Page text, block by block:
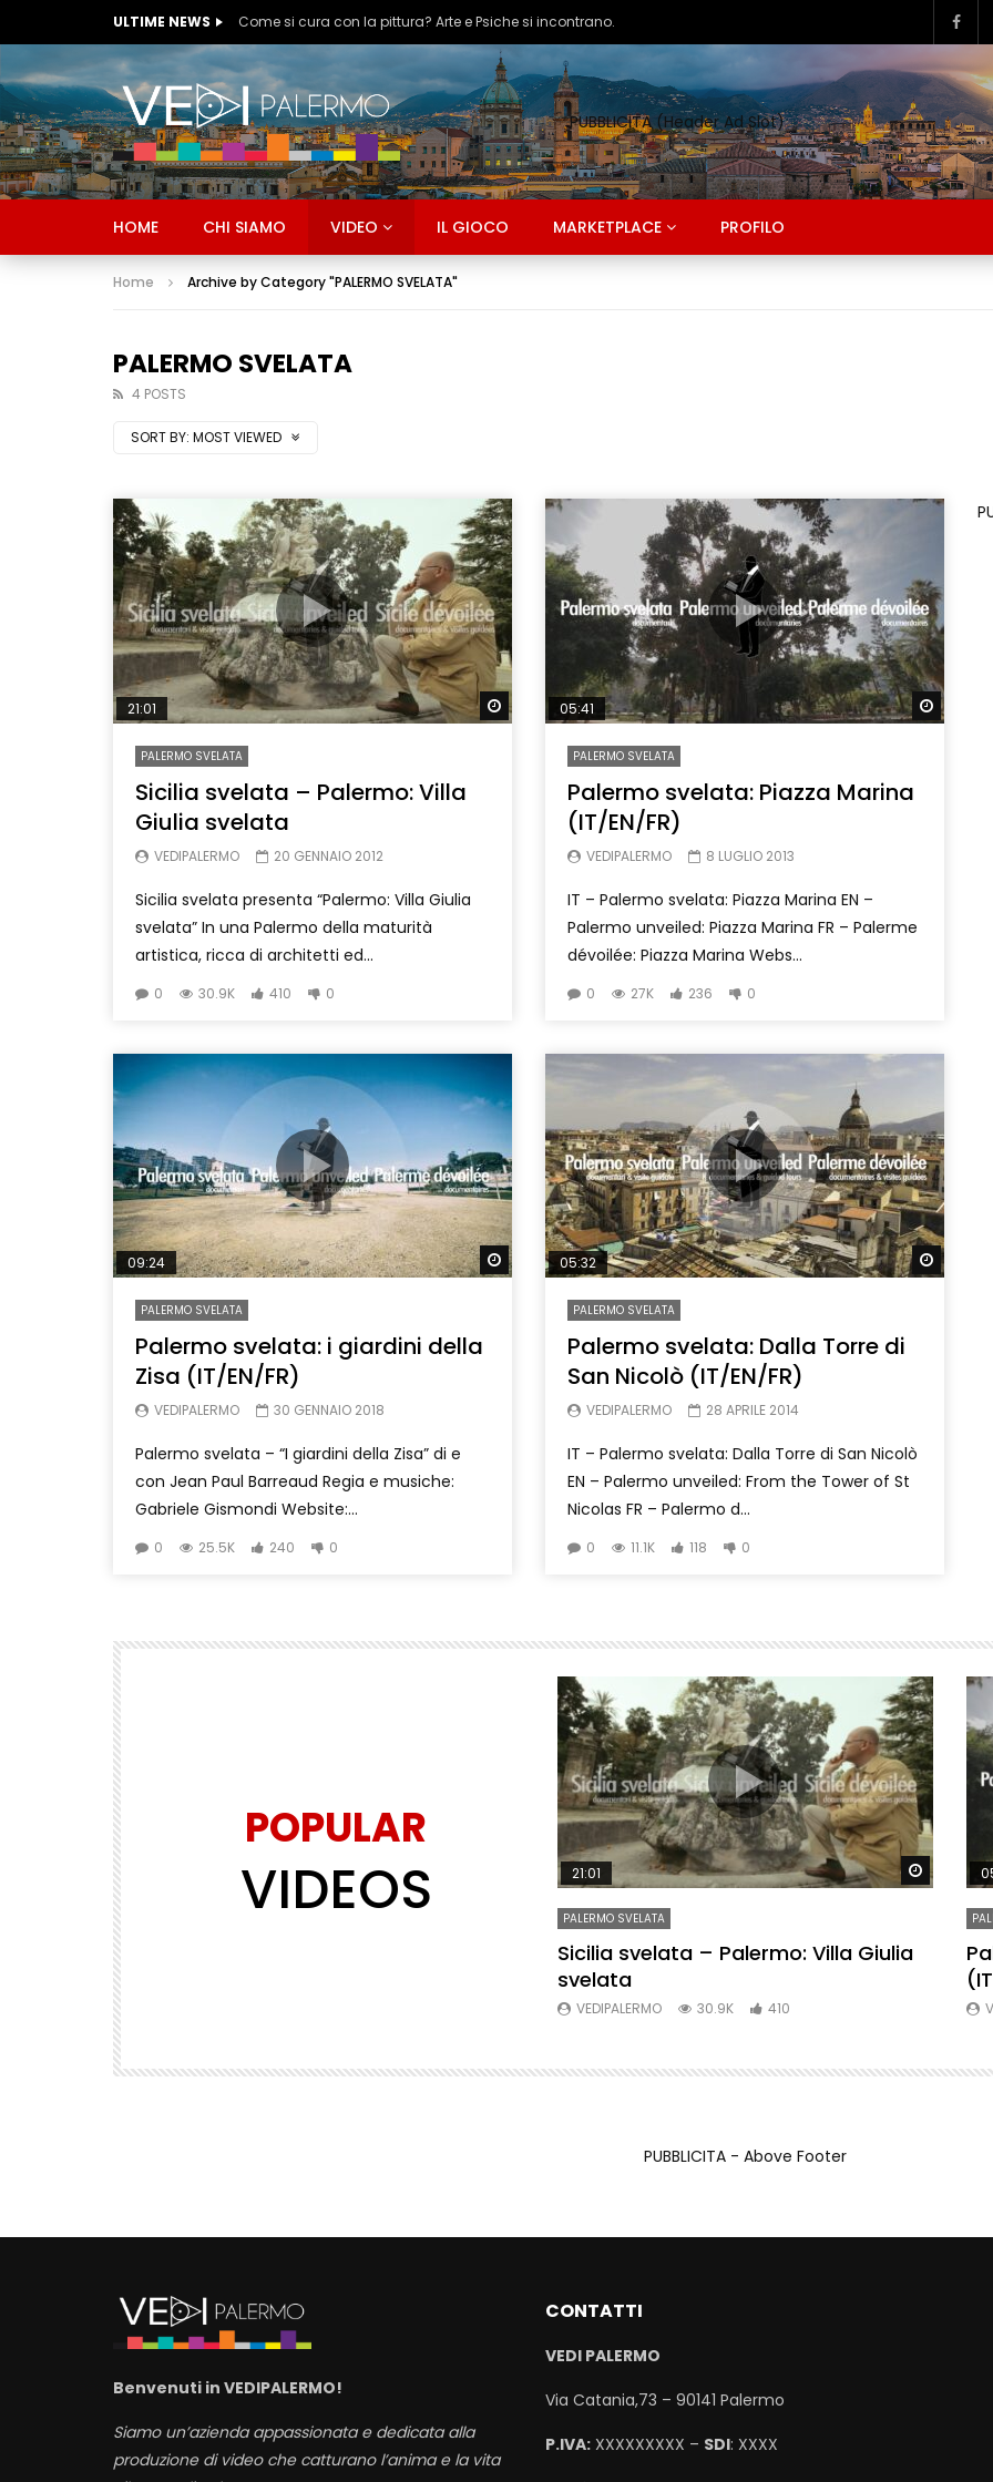
ULTIME NEWS Ognissanti & Peccatori #5
PUBBLICITA (Header Ad Slot)
HOME CHI SIAMO VIDEO IL GIOCO MARKETPLACE PROFILO
Home Archive by Category "PALERMO SVELATA"
PALERMO SVELATA
4 POSTS
SORT BY: MOST VIEWED
Watch Later
21:01
PALERMO SVELATA
Sicilia svelata – Palermo: Villa
Giulia svelata
VEDIPALERMO 20 GENNAIO 2012
Sicilia svelata presenta “Palermo: Villa Giulia
svelata” In una Palermo della maturità
artistica, ricca di architetti ed...
0 30.9K 410 0
Watch
05:41
PALERMO SVELATA
Palermo svelata: Piazza Marina
(IT/EN/FR)
VEDIPALERMO 8 LUGLIO 2013
IT – Palermo svelata: Piazza Marina EN –
Palermo unveiled: Piazza Marina FR – Palerme
dévoilée: Piazza Marina Webs...
0 27K 236 0
Watch Later
09:24
PALERMO SVELATA
Palermo svelata: i giardini della
Zisa (IT/EN/FR)
VEDIPALERMO 30 GENNAIO 2018
Palermo svelata – “I giardini della Zisa” di e
con Jean Paul Barreaud Regia e musiche:
Gabriele Gismondi Website:...
0 25.5K 240 0
Watch
05:32
PALERMO SVELATA
Palermo svelata: Dalla Torre di
San Nicolò (IT/EN/FR)
VEDIPALERMO 28 APRILE 2014
IT – Palermo svelata: Dalla Torre di San Nicolò
EN – Palermo unveiled: From the Tower of St
Nicolas FR – Palermo d...
0 11.1K 118 0
POPULAR
VIDEOS
Watch Later Watch Later Watch
21:01
PALERMO SVELATA
Sicilia svelata – Palermo: Villa Giulia
svelata
VEDIPALERMO 30.9K 410
PUBBLICITA - Above Footer
Benvenuti in VEDIPALERMO!
Siamo un’azienda appassionata e dedicata alla
produzione di video che catturano l’anima e la vita
CONTATTI
VEDI PALERMO
Via Catania,73 – 90141 Palermo
P.IVA: XXXXXXXXX – SDI: XXXX